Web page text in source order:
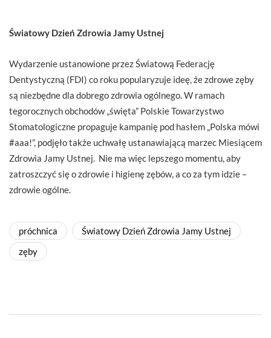
Światowy Dzień Zdrowia Jamy Ustnej
Wydarzenie ustanowione przez Światową Federację
Dentystyczną (FDI) co roku popularyzuje ideę, że zdrowe zęby
są niezbędne dla dobrego zdrowia ogólnego. W ramach
tegorocznych obchodów „święta” Polskie Towarzystwo
Stomatologiczne propaguje kampanię pod hasłem „Polska mówi
#aaa!”, podjęło także uchwałę ustanawiającą marzec Miesiącem
Zdrowia Jamy Ustnej. Nie ma więc lepszego momentu, aby
zatroszczyć się o zdrowie i higienę zębów, a co za tym idzie –
zdrowie ogólne.
próchnica
Światowy Dzień Zdrowia Jamy Ustnej
zęby